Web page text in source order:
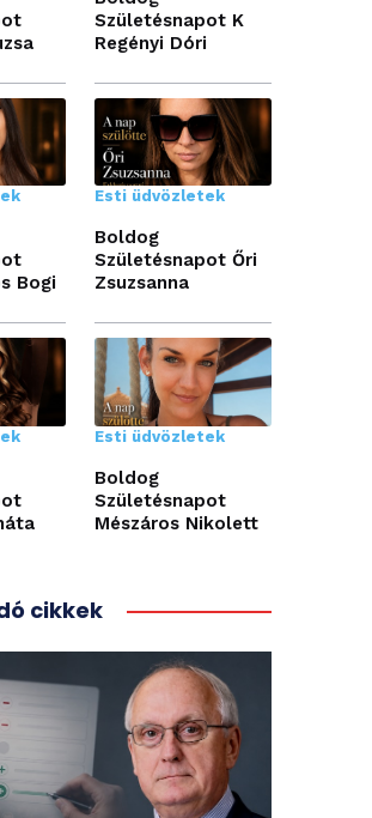
Születésnapot K
Regényi Dóri
Bogi
Esti üdvözletek
Boldog
Születésnapot Őri
Zsuzsanna
Esti üdvözletek
Boldog
Születésnapot
Mészáros Nikolett
cikkek